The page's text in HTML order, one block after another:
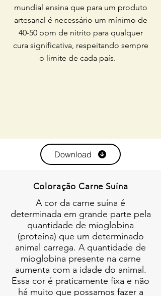
mundial ensina que para um produto
artesanal é necessário um mínimo de
40-50 ppm de nitrito para qualquer
cura significativa, respeitando sempre
o limite de cada país.
Download
Coloração Carne Suína
A cor da carne suína é
determinada em grande parte pela
quantidade de mioglobina
(proteína) que um determinado
animal carrega. A quantidade de
mioglobina presente na carne
aumenta com a idade do animal.
Essa cor é praticamente fixa e não
há muito que possamos fazer a